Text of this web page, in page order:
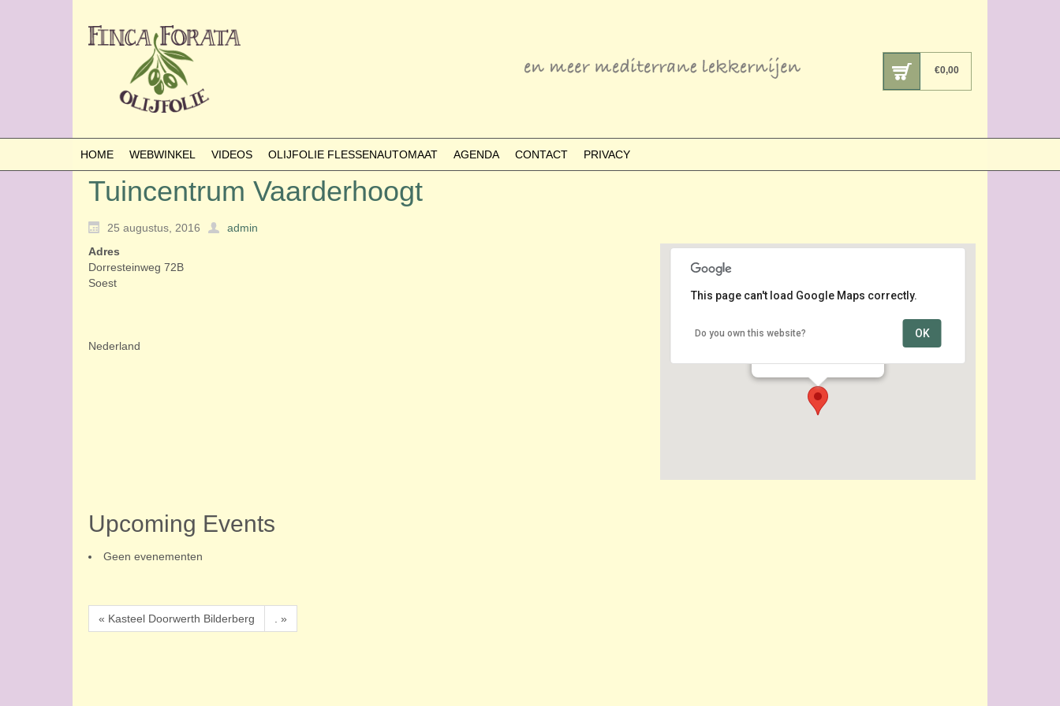
€0,00
HOME WEBWINKEL VIDEOS OLIJFOLIE FLESSENAUTOMAAT AGENDA CONTACT PRIVACY
Tuincentrum Vaarderhoogt
25 augustus, 2016 admin
Tuincentrum Vaarderhoogt
This page can't load Google Maps correctly.
Do you own this website? OK
Adres
Dorresteinweg 72B
Soest
Nederland
Upcoming Events
Geen evenementen
« Kasteel Doorwerth Bilderberg . »